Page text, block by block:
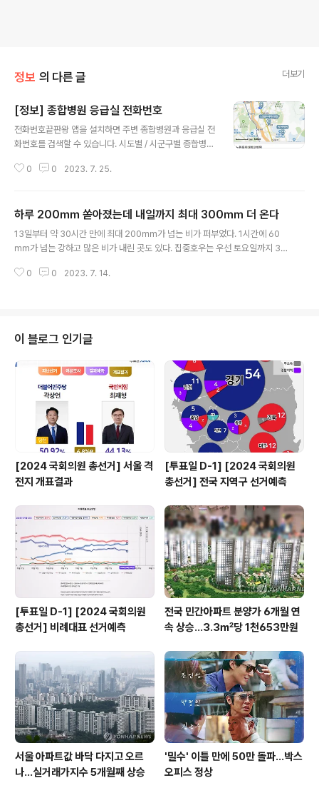
정보 의 다른 글 더보기
[정보] 종합병원 응급실 전화번호
전화번호끝판왕 앱을 설치하면 주변 종합병원과 응급실 전
화번호를 검색할 수 있습니다. 시도별 / 시군구별 종합병원
크를 통해 앱을 설치할 수 있습니다. 전화번호끝판왕 - 긴
le.com
0 0 2023. 7. 25.
하루 200㎜ 쏟아졌는데 내일까지 최대 300㎜ 더 온다
13일부터 약 30시간 만에 최대 200㎜가 넘는 비가 퍼부었다. 1시간에 60
㎜가 넘는 강하고 많은 비가 내린 곳도 있다. 집중호우는 우선 토요일까지 30
다. 하루 200㎜ 쏟아졌는데 내일까지 최대 300㎜ 더 온다 (서울=뉴스1)
www.news1.kr/)
0 0 2023. 7. 14.
이 블로그 인기글
[2024 국회의원 총선거] 서울 격
전지 개표결과
[투표일 D-1] [2024 국회의원
총선거] 전국 지역구 선거예측
[투표일 D-1] [2024 국회의원
총선거] 비례대표 선거예측
전국 민간아파트 분양가 6개월 연
속 상승…3.3㎡당 1천653만원
서울 아파트값 바닥 다지고 오르
나…실거래가지수 5개월째 상승
'밀수' 이틀 만에 50만 돌파…박스
오피스 정상